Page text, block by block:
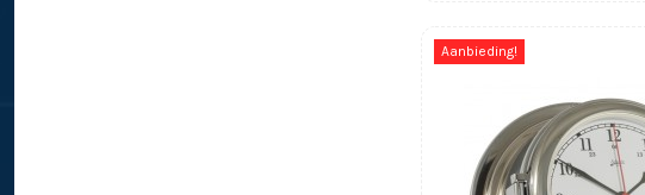
Aanbieding!